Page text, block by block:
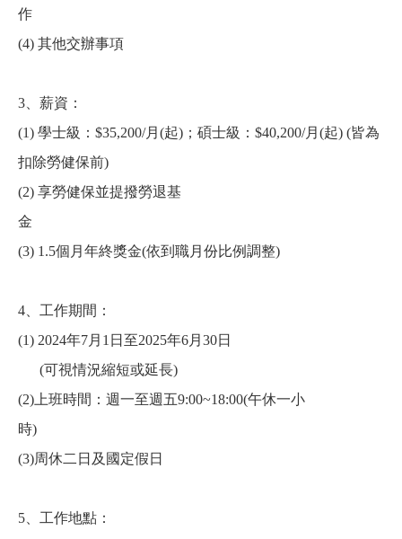
作
(4) 其他交辦事項
3 、薪資：
(1) 學士級： $35,200/月 (起) ；碩士級： $40,200/月 (起) (皆為
扣除勞健保前)
(2) 享勞健保並提撥勞退基
金
(3) 1.5個月年終獎金(依到職月份比例調整)
4 、工作期間：
(1) 2024年7月 1 日至2025年6月 30日
(可視情況縮短或延長)
(2) 上班時間：週一至週五9:00~18:00(午休一小
時)
(3)周休二日及國定假日
5 、工作地點：